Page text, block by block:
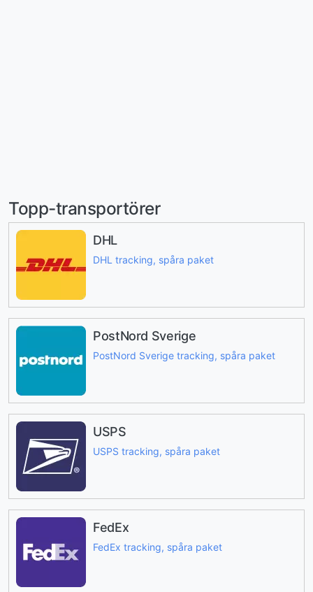
Topp-transportörer
DHL
DHL tracking, spåra paket
PostNord Sverige
PostNord Sverige tracking, spåra paket
USPS
USPS tracking, spåra paket
FedEx
FedEx tracking, spåra paket